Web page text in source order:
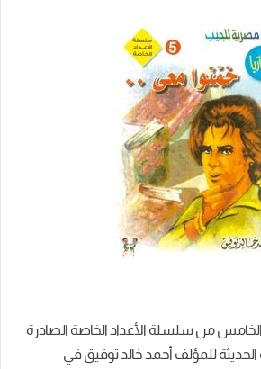
من سلسلة الأعداد الخاصة الصادرة
للمؤلف أحمد خالد توفيق في